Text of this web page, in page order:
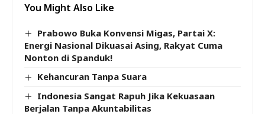
You Might Also Like
Prabowo Buka Konvensi Migas, Partai X:
Energi Nasional Dikuasai Asing, Rakyat Cuma
Nonton di Spanduk!
Kehancuran Tanpa Suara
Indonesia Sangat Rapuh Jika Kekuasaan
Berjalan Tanpa Akuntabilitas